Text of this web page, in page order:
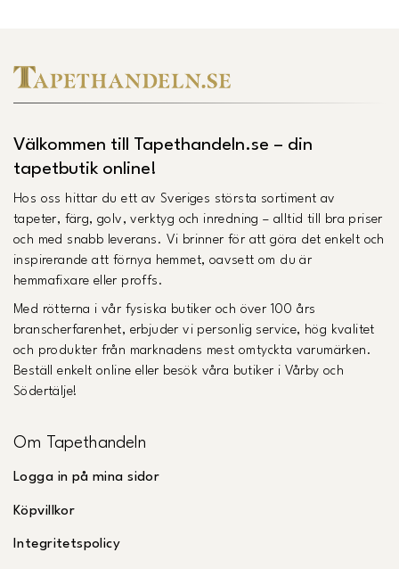
Välkommen till Tapethandeln.se – din
tapetbutik online!
Hos oss hittar du ett av Sveriges största sortiment av
tapeter, färg, golv, verktyg och inredning – alltid till bra priser
och med snabb leverans. Vi brinner för att göra det enkelt och
inspirerande att förnya hemmet, oavsett om du är
hemmafixare eller proffs.
Med rötterna i vår fysiska butiker och över 100 års
branscherfarenhet, erbjuder vi personlig service, hög kvalitet
och produkter från marknadens mest omtyckta varumärken.
Beställ enkelt online eller besök våra butiker i Vårby och
Södertälje!
Om Tapethandeln
Logga in på mina sidor
Köpvillkor
Integritetspolicy